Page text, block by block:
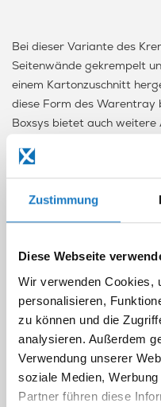
Zustimmung
Diese Webseite
Wir verwenden Cookies,
personalisieren,
zu können und die
analysieren. Außerdem
Verwendung unserer
soziale Medien,
Partner führen diese
Bei dieser Variante des
Seitenwände gekrempelt
einem Kartonzuschnitt
diese Form des Warentray
Boxsys bietet auch
Verkaufsaufsteller an. Das
aufgerichtet geliefert.
Die Vorteile auf einen Blick
• Sehr stabiler Transport-
• Schneller Aufbau
• Schon ab 1,06 € zzgl.